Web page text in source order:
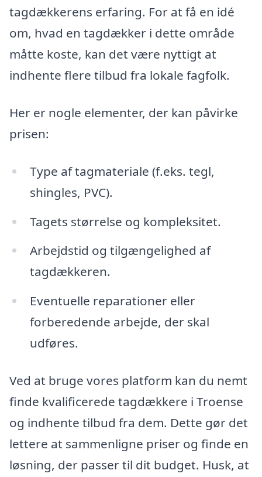
tagdækkerens erfaring. For at få en idé
om, hvad en tagdækker i dette område
måtte koste, kan det være nyttigt at
indhente flere tilbud fra lokale fagfolk.
Her er nogle elementer, der kan påvirke
prisen:
Type af tagmateriale (f.eks. tegl,
shingles, PVC).
Tagets størrelse og kompleksitet.
Arbejdstid og tilgængelighed af
tagdækkeren.
Eventuelle reparationer eller
forberedende arbejde, der skal
udføres.
Ved at bruge vores platform kan du nemt
finde kvalificerede tagdækkere i Troense
og indhente tilbud fra dem. Dette gør det
lettere at sammenligne priser og finde en
løsning, der passer til dit budget. Husk, at